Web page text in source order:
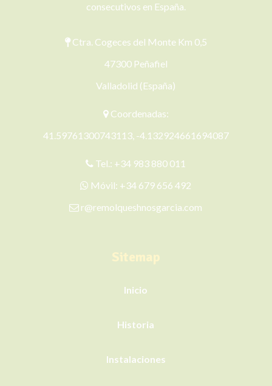
consecutivos en España.
Ctra. Cogeces del Monte Km 0,5
47300 Peñafiel
Valladolid (España)
Coordenadas:
41.59761300743113, -4.132924661694087
Tel.: +34 983 880 011
Móvil: +34 679 656 492
r@remolqueshnosgarcia.com
Sitemap
Inicio
Historia
Instalaciones